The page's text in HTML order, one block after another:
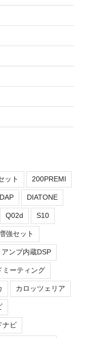
ット 200PREMI
DAP DIATONE
Q02d S10
強セット
アンプ内蔵DSP
ミーティング
カロッツェリア
ナビ